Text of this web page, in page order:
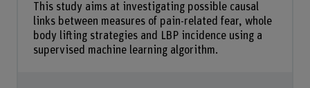
This study aims at investigating possible causal
links between measures of pain-related fear, whole
body lifting strategies and LBP incidence using a
supervised machine learning algorithm.